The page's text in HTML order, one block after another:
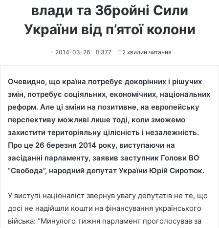
влади та Збройні Сили
України від п’ятої колони
2014-03-26 377 2 хвилин читання
Очевидно, що країна потребує докорінних і рішучих
змін, потребує соціяльних, економічних, національних
реформ. Але ці зміни на позитивне, на европейську
перспективу можливі лише тоді, коли зможемо
захистити територіяльну цілісність і незалежність.
Про це 26 березня 2014 року, виступаючи на
засіданні парламенту, заявив заступник Голови ВО
“Свобода”, народний депутат України Юрій Сиротюк.
У виступі націоналіст звернув увагу депутатів не те, що
досі не надійшли кошти на фінансування українського
війська: “Минулого тижня парламент проголосував за